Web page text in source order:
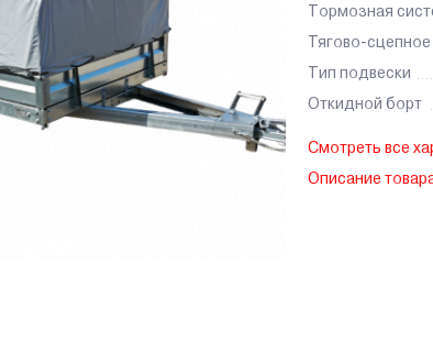
Тормозная
Тягово-сцепное
Тип подвески
Откидной борт
Смотреть все
Описание